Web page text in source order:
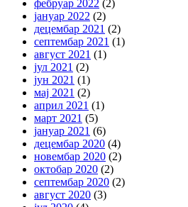
фебруар 2022 (2)
јануар 2022 (2)
децембар 2021 (2)
септембар 2021 (1)
август 2021 (1)
јул 2021 (2)
јун 2021 (1)
мај 2021 (2)
април 2021 (1)
март 2021 (5)
јануар 2021 (6)
децембар 2020 (4)
новембар 2020 (2)
октобар 2020 (2)
септембар 2020 (2)
август 2020 (3)